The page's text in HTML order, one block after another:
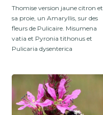
Thomise version jaune citron et
sa proie, un Amaryllis, sur des
fleurs de Pulicaire. Misumena
vatia et Pyronia tithonus et
Pulicaria dysenterica